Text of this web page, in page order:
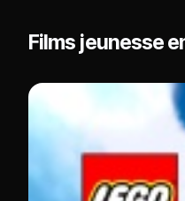
Films jeunesse